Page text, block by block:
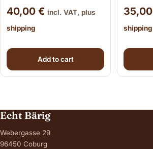
40,00 € incl. VAT, plus
shipping
Add to cart
35,00
shipping
Echt Bärig
Webergasse 29
96450 Coburg